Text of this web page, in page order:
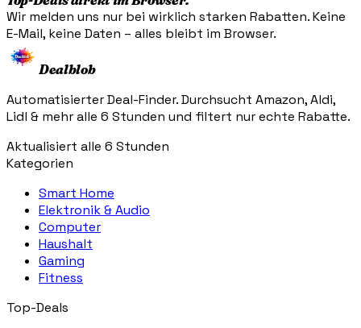
Wir melden uns nur bei wirklich starken Rabatten. Keine
E-Mail, keine Daten – alles bleibt im Browser.
Dealblob
Automatisierter Deal-Finder. Durchsucht Amazon, Aldi,
Lidl & mehr alle 6 Stunden und filtert nur echte Rabatte.
Aktualisiert alle 6 Stunden
Kategorien
Smart Home
Elektronik & Audio
Computer
Haushalt
Gaming
Fitness
Top-Deals